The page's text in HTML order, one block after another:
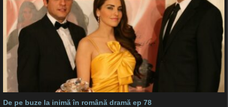
De pe buze la inimă în română dramă ep 78